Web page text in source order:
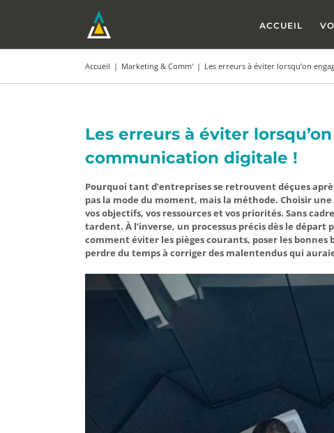
ACCUEIL
Accueil | Marketing & Comm' | Les erreurs à éviter lorsqu’on
Les erreurs à éviter
communication digitale !
Pourquoi tant d’entreprises se retrouvent déçues
pas la mode du moment, mais la méthode. Choisir
vos objectifs, vos ressources et vos priorités. Sans
tardent. À l’inverse, un processus précis dès le
comment éviter les pièges courants, poser les
perdre du temps à corriger des malentendus qui